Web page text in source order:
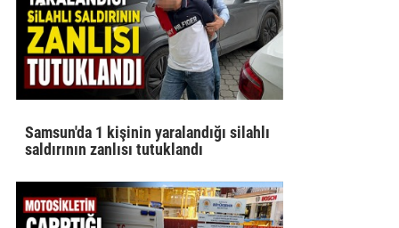
Samsun'da 1 kişinin yaralandığı silahlı
saldırının zanlısı tutuklandı